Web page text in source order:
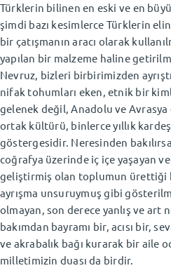
Türklerin bilinen en eski ve en
şimdi bazı kesimlerce Türklerin
bir çatışmanın aracı olarak
yapılan bir malzeme haline
Nevruz, bizleri birbirimizden
nifak tohumları eken, etnik bir
gelenek değil, Anadolu ve Avrasya
ortak kültürü, binlerce yıllık
göstergesidir. Neresinden bakılırsa
coğrafya üzerinde iç içe yaşayan
geliştirmiş olan toplumun ürettiği
ayrışma unsuruymuş gibi
olmayan, son derece yanlış ve art
bakımdan bayramı bir, acısı bir,
ve akrabalık bağı kurarak bir aile
milletimizin duası da birdir.